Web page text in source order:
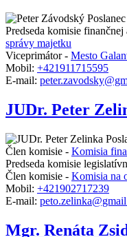
Predseda komisie
správy majetku
Viceprimátor - Mesto
Mobil: +421911715595
E-mail:
JUDr. Peter
Člen komisie - Komisia
Predseda komisie
Člen komisie - Komisia na
Mobil: +421902717239
E-mail:
Mgr. Renáta